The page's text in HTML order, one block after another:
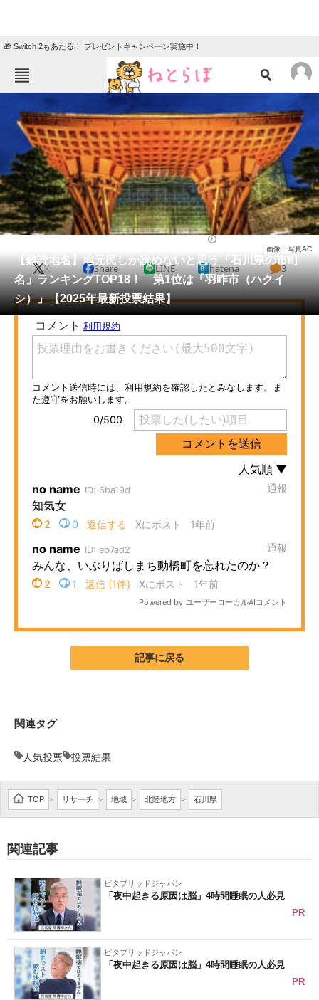
🎁 Switch 2もあたる！ プレゼントキャンペーン実施中！
TOP ニュース
エンタメ クイズ
グルメ 地域
住まい 教育・育児
動物 リサーチ
会員記事
メディア
注目記事を集めた総合ページ
ITの今と未来を見通す
スマホと通信の最新トレンド
進化するPCとデバイスの未来
AI活用のいまが分かる
企業ITのトレンドを詳説
経営リーダーのコミュニティ
企業向けIT製品の総合サイト
製造業のIT導入・活用を支援
電子設計の基本と応用
ちょっと気になるネットの話題
【難読地名】地元民しか読めないと思う「石川県の市町
名」ランキングTOP18！ 第1位は「羽咋市（ハクイ
シ）」【2025年最新投票結果】
画像：写真AC
X Share LINE hatena 3
記事に戻る
関連タグ
人気投票 投票結果
TOP > リサーチ > 地域 > 北陸地方 > 石川県
関連記事
ビタブリッドジャパン
「夜中起きる原因は脳」4時間睡眠の人必見
PR
ビタブリッドジャパン
「夜中起きる原因は脳」4時間睡眠の人必見
PR